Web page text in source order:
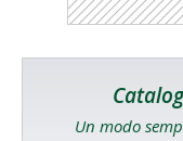
Un modo